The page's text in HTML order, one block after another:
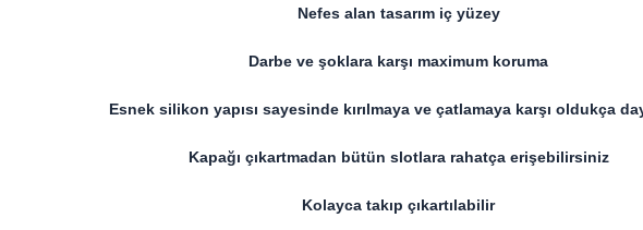
Nefes alan tasarım iç yüzey
Darbe ve şoklara karşı maximum koruma
Esnek silikon yapısı sayesinde kırılmaya ve çatlamaya karşı oldukça
Kapağı çıkartmadan bütün slotlara rahatça erişebilirsiniz
Kolayca takıp çıkartılabilir